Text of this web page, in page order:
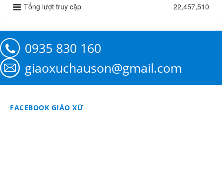
Tổng lượt truy cập
22,457,510
0935 830 160
giaoxuchauson@gmail.com
FACEBOOK GIÁO XỨ